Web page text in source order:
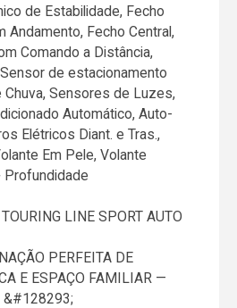
de Estabilidade, Fecho
Andamento, Fecho Central,
Comando a Distância,
de estacionamento
Sensores de Luzes,
Automático, Auto-
Elétricos Diant. e Tras.,
Em Pele, Volante
Profundidade
LINE SPORT AUTO
PERFEITA DE
E ESPAÇO FAMILIAR —
&#128293;